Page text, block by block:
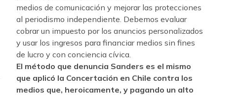
medios de comunicación y mejorar las protecciones
al periodismo independiente. Debemos evaluar
cobrar un impuesto por los anuncios personalizados
y usar los ingresos para financiar medios sin fines
de lucro y con conciencia cívica.
El método que denuncia Sanders es el mismo
que aplicó la Concertación en Chile contra los
medios que, heroicamente, y pagando un alto